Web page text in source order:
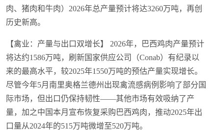
肉、猪肉和牛肉）2026年总产量预计将达3260万吨，再创
历史新高。
【禽业：产量与出口双增长】 2026年，巴西鸡肉产量预计
将达约1586万吨，刷新国家供应公司（Conab）有纪录以
来的最高水平，较2025年1550万吨的预估产量实现增长。
尽管今年5月南里奥格兰德州出现禽流感病例影响了部分国
际市场，但出口仍保持韧性——其他市场有效吸纳了产
量，加之中国本月宣布恢复采购巴西鸡肉，推动2025年出
口量从2024年的515万吨微增至520万吨。